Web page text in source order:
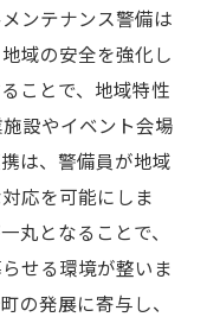
ンテナンス警備は
域の安全を強化し
ことで、地域特性
設やイベント会場
は、警備員が地域
応を可能にしま
丸となることで、
せる環境が整いま
の発展に寄与し、